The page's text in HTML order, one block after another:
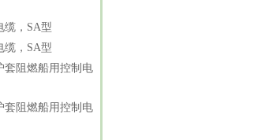
缆，SA型
缆，SA型
套阻燃船用控制电
套阻燃船用控制电